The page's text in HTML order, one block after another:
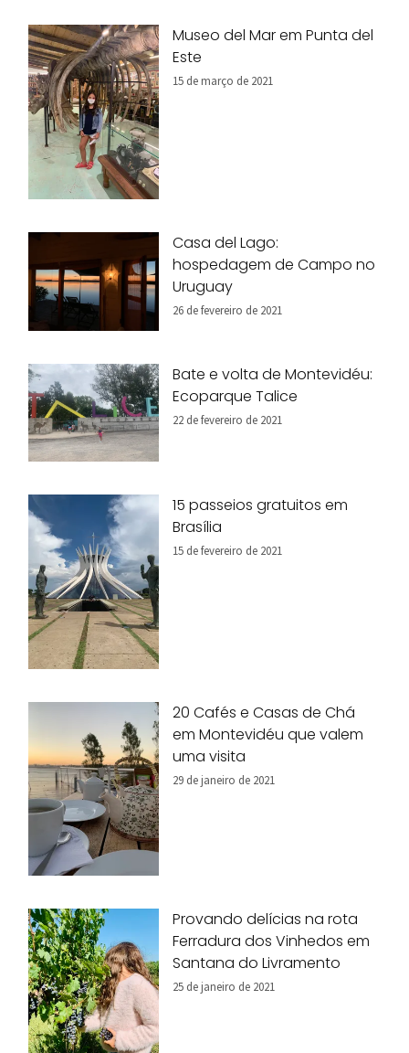
Museo del Mar em Punta del
Este
15 de março de 2021
Casa del Lago:
hospedagem de Campo no
Uruguay
26 de fevereiro de 2021
Bate e volta de Montevidéu:
Ecoparque Talice
22 de fevereiro de 2021
15 passeios gratuitos em
Brasília
15 de fevereiro de 2021
20 Cafés e Casas de Chá
em Montevidéu que valem
uma visita
29 de janeiro de 2021
Provando delícias na rota
Ferradura dos Vinhedos em
Santana do Livramento
25 de janeiro de 2021